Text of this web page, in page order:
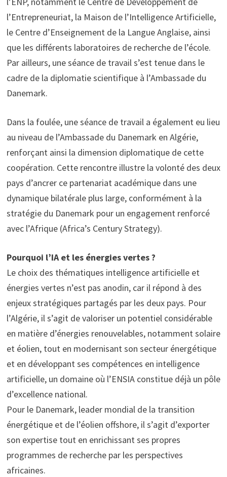
l’Entrepreneuriat, la Maison de l’Intelligence Artificielle,
le Centre d’Enseignement de la Langue Anglaise, ainsi
que les différents laboratoires de recherche de l’école.
Par ailleurs, une séance de travail s’est tenue dans le
cadre de la diplomatie scientifique à l’Ambassade du
Danemark.
Dans la foulée, une séance de travail a également eu lieu
au niveau de l’Ambassade du Danemark en Algérie,
renforçant ainsi la dimension diplomatique de cette
coopération. Cette rencontre illustre la volonté des deux
pays d’ancrer ce partenariat académique dans une
dynamique bilatérale plus large, conformément à la
stratégie du Danemark pour un engagement renforcé
avec l’Afrique (Africa’s Century Strategy).
Pourquoi l’IA et les énergies vertes ?
Le choix des thématiques intelligence artificielle et
énergies vertes n’est pas anodin, car il répond à des
enjeux stratégiques partagés par les deux pays. Pour
l’Algérie, il s’agit de valoriser un potentiel considérable
en matière d’énergies renouvelables, notamment solaire
et éolien, tout en modernisant son secteur énergétique
et en développant ses compétences en intelligence
artificielle, un domaine où l’ENSIA constitue déjà un pôle
d’excellence national.
Pour le Danemark, leader mondial de la transition
énergétique et de l’éolien offshore, il s’agit d’exporter
son expertise tout en enrichissant ses propres
programmes de recherche par les perspectives
africaines.